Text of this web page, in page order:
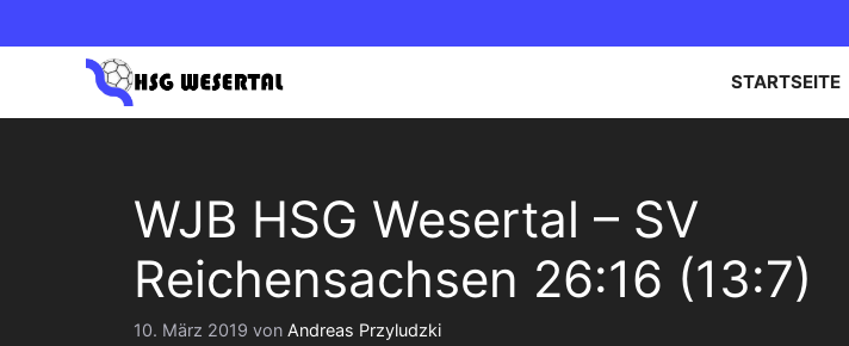
Inhalt
STARTSEITE
2. HERREN BEZIRKSLIGA 2. DAMEN BEZIRKSOBERLIGA
WJB HSG Wesertal – SV
Reichensachsen 26:16 (13:7)
10. März 2019 von Andreas Przyludzki